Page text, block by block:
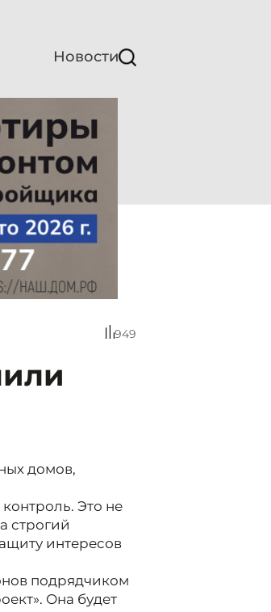
Новости
949
домов,
Это не
строгий
интересов
подрядчиком
Она будет